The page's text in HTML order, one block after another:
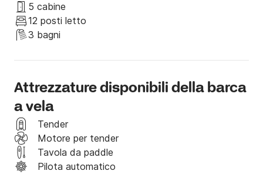
5 cabine
12 posti letto
3 bagni
Attrezzature disponibili della barca
a vela
Tender
Motore per tender
Tavola da paddle
Pilota automatico